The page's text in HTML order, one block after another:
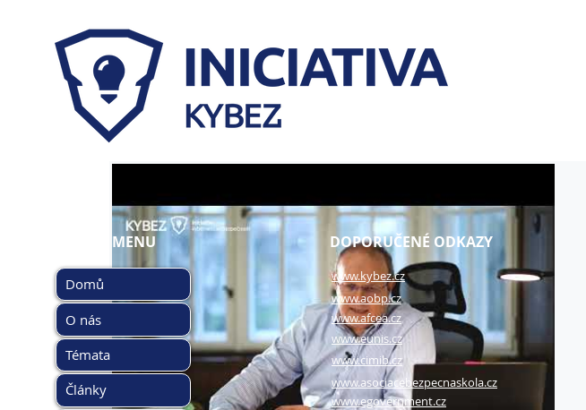
HLAVNÍ MENU
Domů
O nás
Témata
Články
DOPORUČENÉ ODKAZY
www.kybez.cz
www.aobp.cz
www.afcea.cz
www.eunis.cz
www.cimib.cz
www.asociacebezpecnaskola.cz
www.egovernment.cz